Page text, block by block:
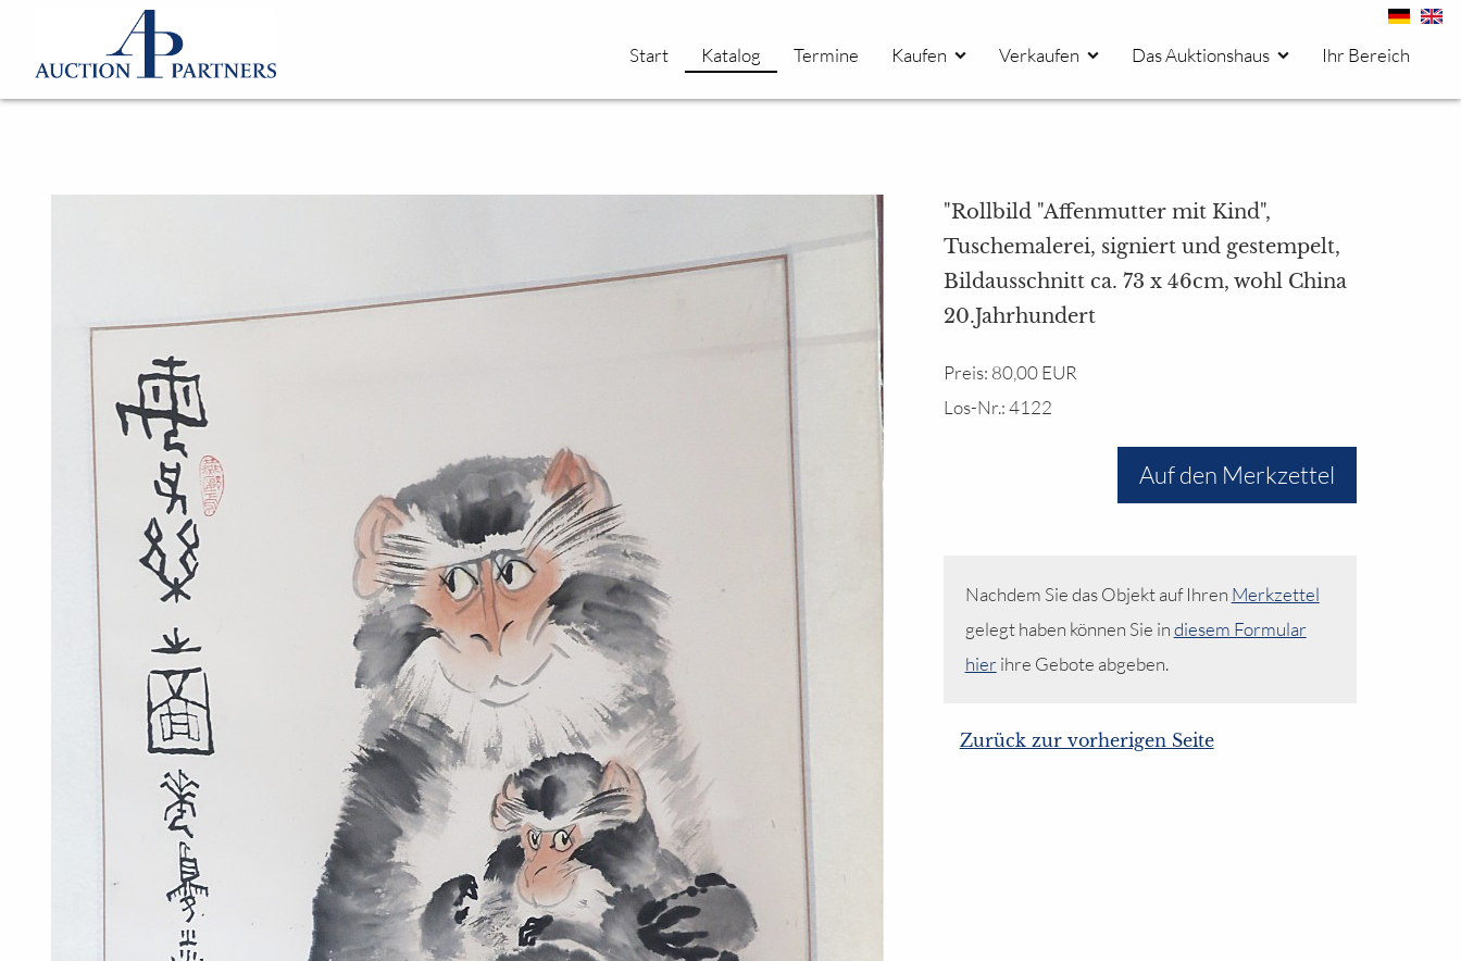
Start Katalog Termine Kaufen Verkaufen Das Auktionshaus Ihr Bereich
"Rollbild "Affenmutter mit Kind",
Tuschemalerei, signiert und gestempelt,
Bildausschnitt ca. 73 x 46cm, wohl China
20.Jahrhundert
Preis: 80,00 EUR
Los-Nr.: 4122
Auf den Merkzettel
Nachdem Sie das Objekt auf Ihren Merkzettel
gelegt haben können Sie indiesem Formular
hierihre Gebote abgeben.
Zurück zur vorherigen Seite